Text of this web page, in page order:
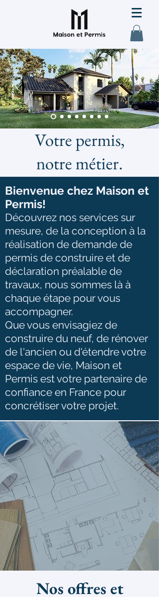
Votre permis,
notre métier.
Bienvenue chez Maison et
Permis!
Découvrez nos services sur
mesure, de la conception à la
réalisation de demande de
permis de construire et de
déclaration préalable de
travaux, nous sommes là à
chaque étape pour vous
accompagner.
Que vous envisagiez de
construire du neuf, de rénover
de l'ancien ou d'étendre votre
espace de vie, Maison et
Permis est votre partenaire de
confiance en France pour
concrétiser votre projet.
Nos offres et